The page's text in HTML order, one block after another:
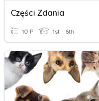
Części Zdania
10 P 1st - 6th